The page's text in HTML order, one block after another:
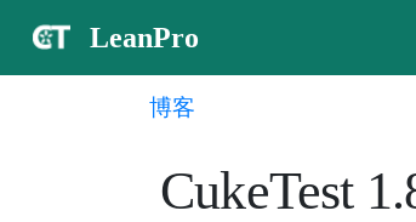
LeanPro
博客
CukeTest